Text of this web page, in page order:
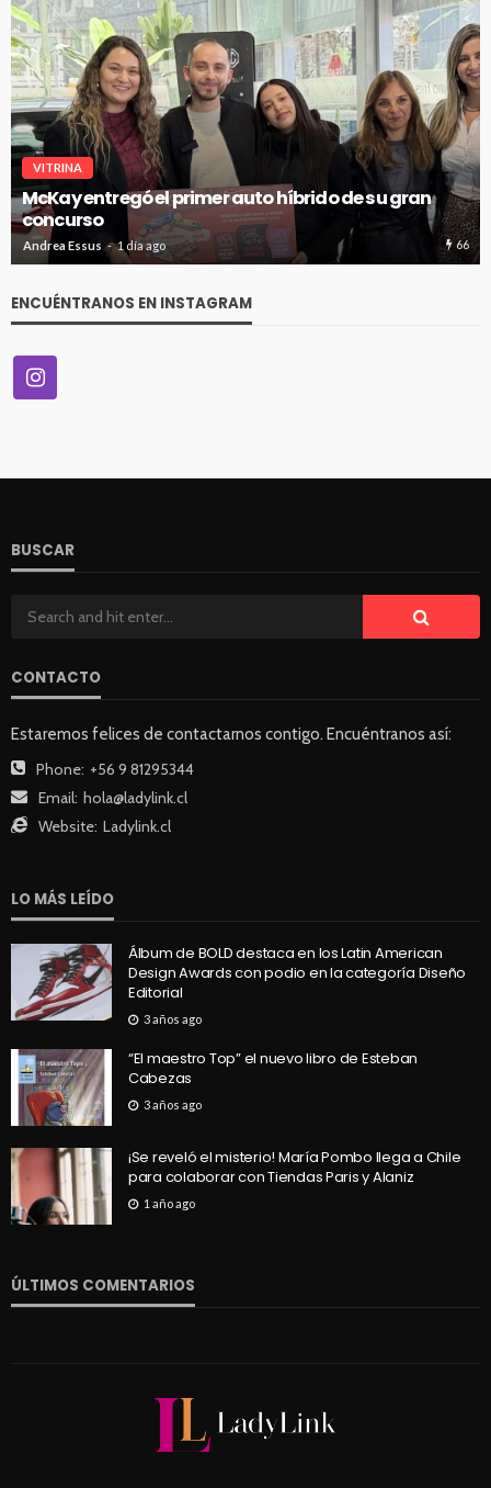
VITRINA
McKay entregó el primer auto híbrido de su gran
concurso
Andrea Essus 1 día ago 66
ENCUÉNTRANOS EN INSTAGRAM
BUSCAR
CONTACTO
Estaremos felices de contactarnos contigo. Encuéntranos así:
Phone: +56 9 81295344
Email: hola@ladylink.cl
Website: Ladylink.cl
LO MÁS LEÍDO
Álbum de BOLD destaca en los Latin American
Design Awards con podio en la categoría Diseño
Editorial
3 años ago
“El maestro Top” el nuevo libro de Esteban
Cabezas
3 años ago
¡Se reveló el misterio! María Pombo llega a Chile
para colaborar con Tiendas Paris y Alaniz
1 año ago
ÚLTIMOS COMENTARIOS